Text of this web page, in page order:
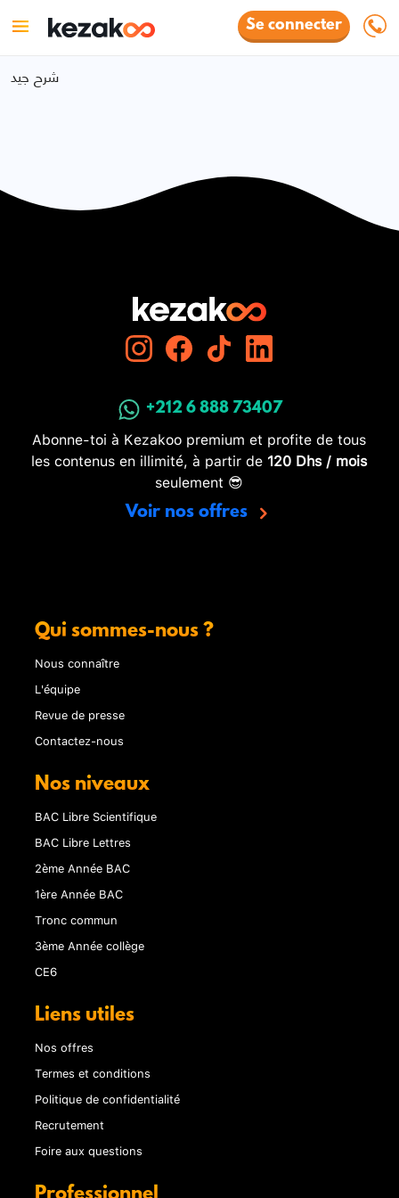
Se connecter
شرح جيد
+212 6 888 73407
Abonne-toi à Kezakoo premium et profite de tous
les contenus en illimité, à partir de 120 Dhs / mois
seulement 😎
Voir nos offres
Qui sommes-nous ?
Nous connaître
L'équipe
Revue de presse
Contactez-nous
Nos niveaux
BAC Libre Scientifique
BAC Libre Lettres
2ème Année BAC
1ère Année BAC
Tronc commun
3ème Année collège
CE6
Liens utiles
Nos offres
Termes et conditions
Politique de confidentialité
Recrutement
Foire aux questions